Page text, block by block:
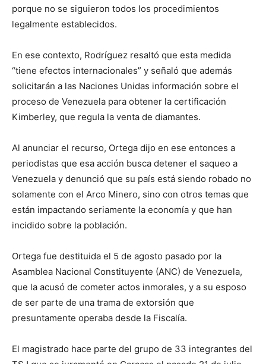
porque no se siguieron todos los procedimientos
legalmente establecidos.
En ese contexto, Rodríguez resaltó que esta medida
“tiene efectos internacionales” y señaló que además
solicitarán a las Naciones Unidas información sobre el
proceso de Venezuela para obtener la certificación
Kimberley, que regula la venta de diamantes.
Al anunciar el recurso, Ortega dijo en ese entonces a
periodistas que esa acción busca detener el saqueo a
Venezuela y denunció que su país está siendo robado no
solamente con el Arco Minero, sino con otros temas que
están impactando seriamente la economía y que han
incidido sobre la población.
Ortega fue destituida el 5 de agosto pasado por la
Asamblea Nacional Constituyente (ANC) de Venezuela,
que la acusó de cometer actos inmorales, y a su esposo
de ser parte de una trama de extorsión que
presuntamente operaba desde la Fiscalía.
El magistrado hace parte del grupo de 33 integrantes del